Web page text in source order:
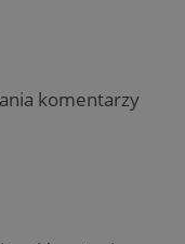
komentarzy